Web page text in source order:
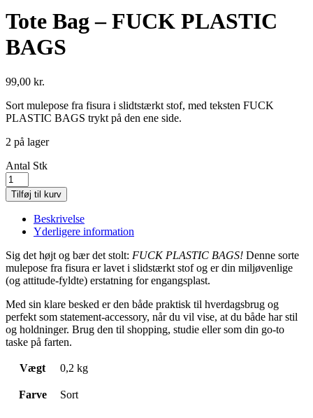
Tote Bag – FUCK PLASTIC
BAGS
99,00 kr.
Sort mulepose fra fisura i slidtstærkt stof, med teksten FUCK
PLASTIC BAGS trykt på den ene side.
2 på lager
Antal Stk
Tilføj til kurv
Beskrivelse
Yderligere information
Sig det højt og bær det stolt: FUCK PLASTIC BAGS! Denne sorte
mulepose fra fisura er lavet i slidstærkt stof og er din miljøvenlige
(og attitude-fyldte) erstatning for engangsplast.
Med sin klare besked er den både praktisk til hverdagsbrug og
perfekt som statement-accessory, når du vil vise, at du både har stil
og holdninger. Brug den til shopping, studie eller som din go-to
taske på farten.
Vægt 0,2 kg
Farve Sort